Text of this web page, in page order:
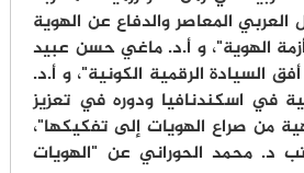
المعاصر والدفاع عن الهوية
الهوية"، و أ.د. ماغي حسن عبيد
السيادة الرقمية الكونية"، و أ.د.
في اسكندنافيا ودوره في تعزيز
من صراع الهويات إلى تفكيكها"،
د. محمد الحوراني عن "الهويات